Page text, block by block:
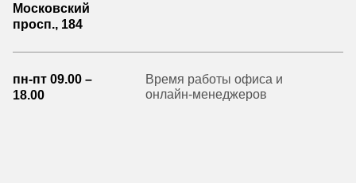
Московский
просп., 184
пн-пт 09.00 –
18.00
Время работы офиса и
онлайн-менеджеров